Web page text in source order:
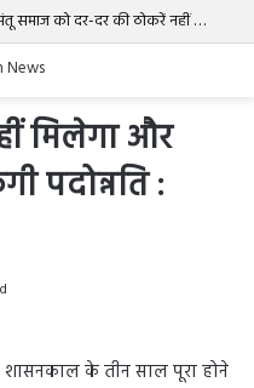
सीएम योगी की बड़ी घोषणा, बोले- अब घुमंतू समाज को दर-दर की ठोकरें नहीं खानी पड़ेंगी
मिलेगा और
पदोन्नति :
शासनकाल के तीन साल पूरा होने